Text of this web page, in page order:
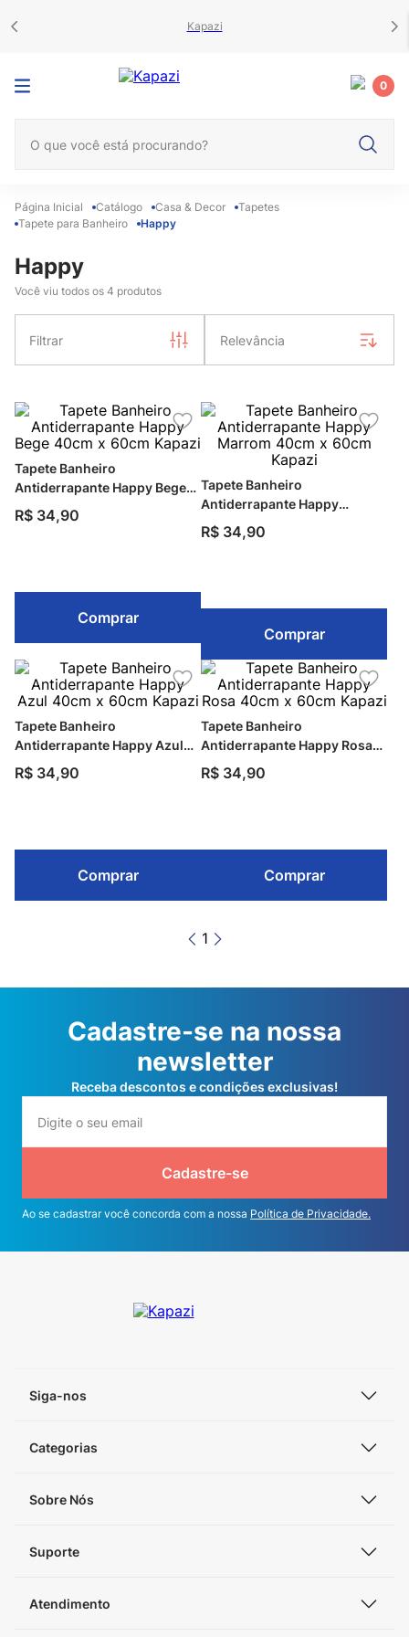
Kapazi
0
Catálogo Casa & Decor
Tapetes
Tapete para Banheiro
Happy
Happy
Você viu todos os 4 produtos
Filtrar Relevância
Tapete Banheiro
Antiderrapante Happy Bege
40cm x 60cm Kapazi
R$ 34,90
Comprar
Tapete Banheiro
Antiderrapante Happy
Marrom 40cm x 60cm Kapazi
R$ 34,90
Comprar
Tapete Banheiro
Antiderrapante Happy Azul
40cm x 60cm Kapazi
R$ 34,90
Comprar
Tapete Banheiro
Antiderrapante Happy Rosa
40cm x 60cm Kapazi
R$ 34,90
Comprar
1
Cadastre-se na nossa
newsletter
Receba descontos e condições exclusivas!
Cadastre-se
Ao se cadastrar você concorda com a nossa Política de Privacidade.
Siga-nos
Categorias
Sobre Nós
Suporte
Atendimento